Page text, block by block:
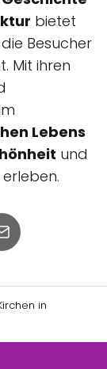
bietet
Besucher
Mit ihren
Lebens
und
in